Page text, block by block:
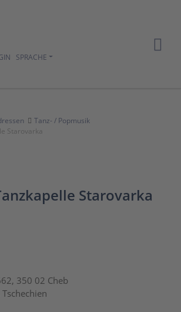
SPRACHE
Tanz- / Popmusik
Starovarka
Starovarka
350 02 Cheb